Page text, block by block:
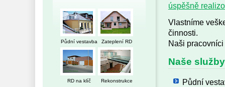
Půdní vestavba Zateplení RD
RD na klíč Rekonstrukce
úspěšně
Vlastníme
činnosti.
Naši
Naše
Půdní